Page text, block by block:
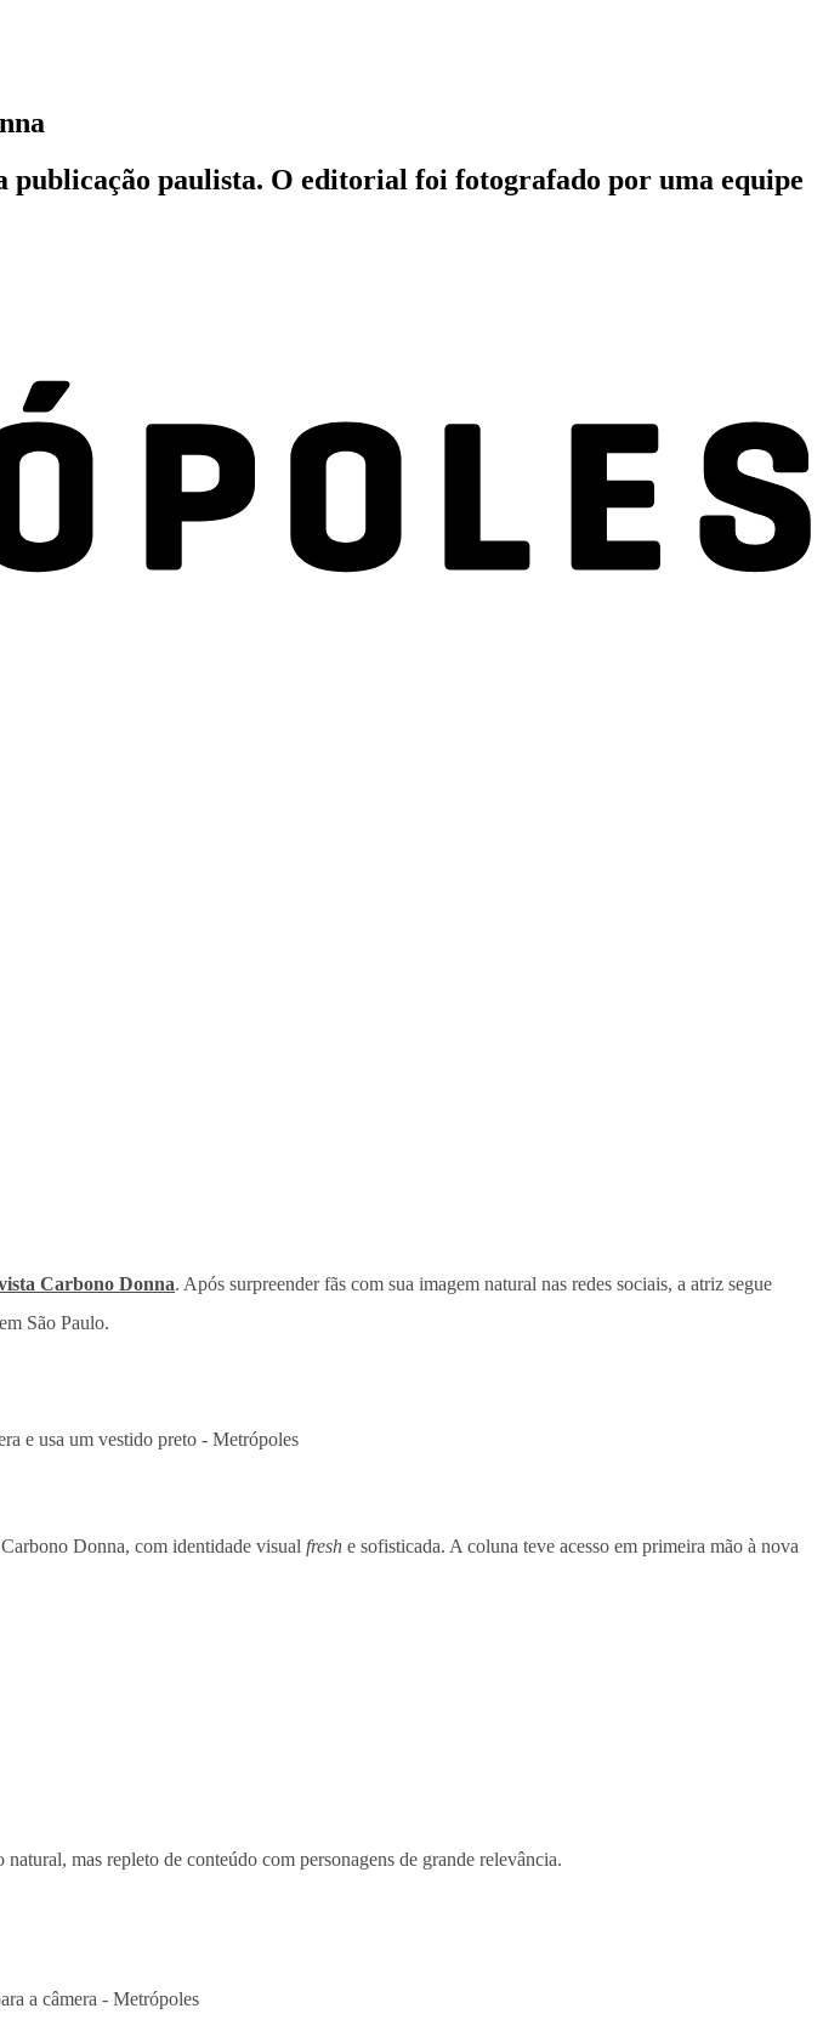
publicação paulista. O editorial foi fotografado por uma equipe
Carbono Donna. Após surpreender fãs com sua imagem natural nas redes sociais, a atriz segue
São Paulo.
Donna, com identidade visual fresh e sofisticada. A coluna teve acesso em primeira mão à nova
mas repleto de conteúdo com personagens de grande relevância.